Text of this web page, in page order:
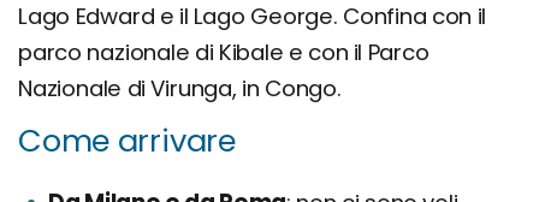
Lago Edward e il Lago George. Confina con il
parco nazionale di Kibale e con il Parco
Nazionale di Virunga, in Congo.
Come arrivare